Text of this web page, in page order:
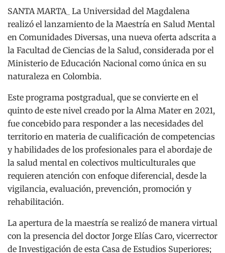
SANTA MARTA_ La Universidad del Magdalena
realizó el lanzamiento de la Maestría en Salud Mental
en Comunidades Diversas, una nueva oferta adscrita a
la Facultad de Ciencias de la Salud, considerada por el
Ministerio de Educación Nacional como única en su
naturaleza en Colombia.
Este programa postgradual, que se convierte en el
quinto de este nivel creado por la Alma Mater en 2021,
fue concebido para responder a las necesidades del
territorio en materia de cualificación de competencias
y habilidades de los profesionales para el abordaje de
la salud mental en colectivos multiculturales que
requieren atención con enfoque diferencial, desde la
vigilancia, evaluación, prevención, promoción y
rehabilitación.
La apertura de la maestría se realizó de manera virtual
con la presencia del doctor Jorge Elías Caro, vicerrector
de Investigación de esta Casa de Estudios Superiores;